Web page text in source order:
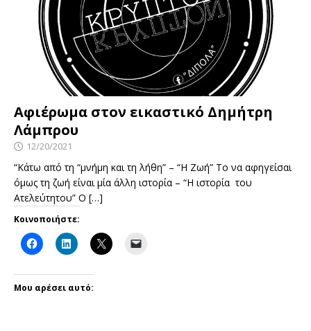
Αφιέρωμα στον εικαστικό Δημήτρη
Λάμπρου
12/20/2021
“Κάτω από τη “μνήμη και τη λήθη” – “Η Ζωή” Το να αφηγείσαι
όμως τη ζωή είναι μία άλλη ιστορία – “Η ιστορία του
Ατελεύτητου” Ο […]
Κοινοποιήστε:
Μου αρέσει αυτό: